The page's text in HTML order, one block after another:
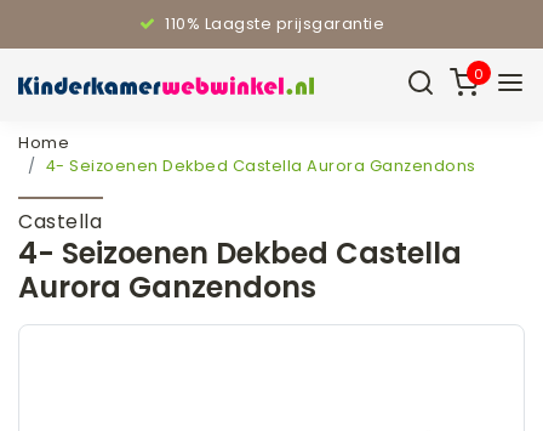
110% Laagste prijsgarantie
0
Home
4- Seizoenen Dekbed Castella Aurora Ganzendons
Castella
4- Seizoenen Dekbed Castella
Aurora Ganzendons